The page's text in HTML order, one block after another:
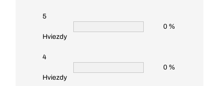
5
Hviezdy
0 %
4
Hviezdy
0 %